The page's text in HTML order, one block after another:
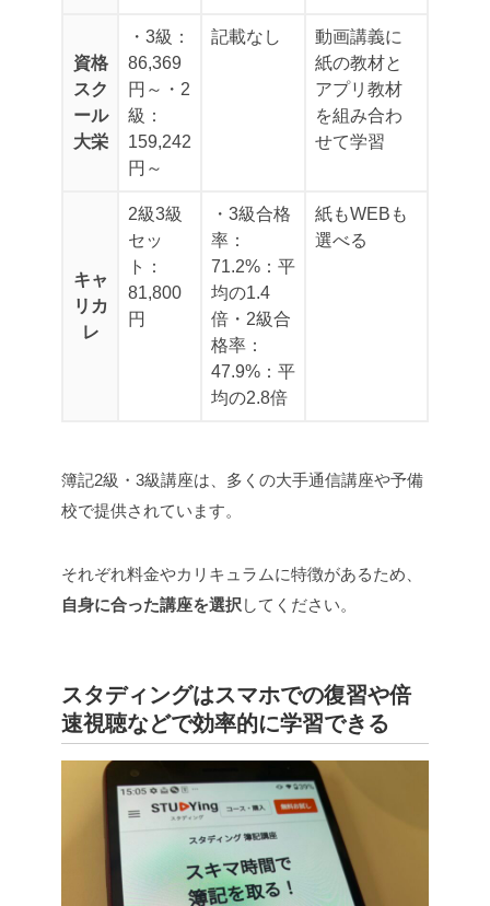
資格
スク
ール
大栄
・3級：
86,369
円～ ・2
級：
159,242
円～
記載なし
動画講義に
紙の教材と
アプリ教材
を組み合わ
せて学習
キャ
リカ
レ
2級3級
セッ
ト：
81,800
円
・3級合格
率：
71.2%：平
均の1.4
倍 ・2級合
格率：
47.9%：平
均の2.8倍
紙もWEBも
選べる
簿記2級・3級講座は、多くの大手通信講座や予備
校で提供されています。
それぞれ料金やカリキュラムに特徴があるため、
自身に合った講座を選択 してください。
スタディングはスマホでの復習や倍
速視聴などで効率的に学習できる